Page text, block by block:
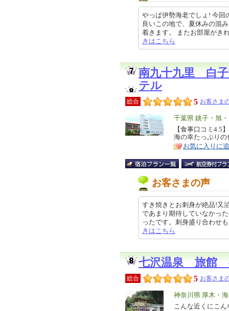
やっぱ伊勢海老でしょ! 今回
良いこの地で、夏休みの混
着きます。 またお部屋が
きはこちら
南九十九里 白
テル
総合 5 お客さま
エ
リ
ア
千葉県 銚子・旭
特
徴
【食事口コミ4.5
海の幸たっぷり
お気に入りに
お客さまの声
すき焼きとお刺身が絶品!又
であまり期待していなかっ
ったです。刺身盛り合わせ
きはこちら
七沢温泉 旅館
総合 5 お客さま
エ
リ
神奈川県 厚木・
特
こんな近くにこ